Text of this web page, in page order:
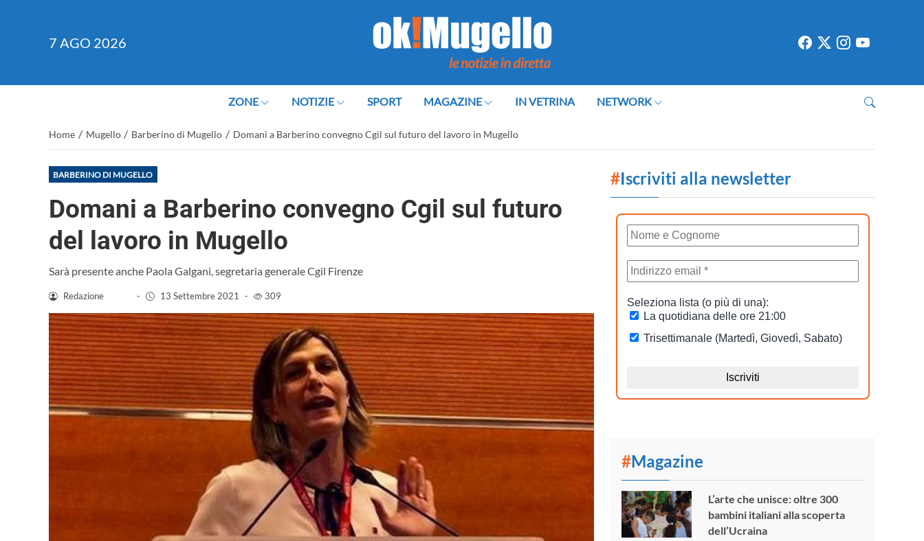
7 AGO 2026
ZONE NOTIZIE SPORT MAGAZINE IN VETRINA NETWORK
Home / Mugello / Barberino di Mugello / Domani a Barberino convegno Cgil sul futuro del lavoro in Mugello
BARBERINO DI MUGELLO
Domani a Barberino convegno Cgil sul futuro
del lavoro in Mugello
Sarà presente anche Paola Galgani, segretaria generale Cgil Firenze
Redazione - 13 Settembre 2021 - 309
#Iscriviti alla newsletter
#Magazine
L’arte che unisce: oltre 300
bambini italiani alla scoperta
dell’Ucraina